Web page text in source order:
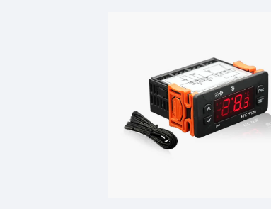
Θερμοκρασίας για Ακρίβεια
και Αποτελεσματικότητα